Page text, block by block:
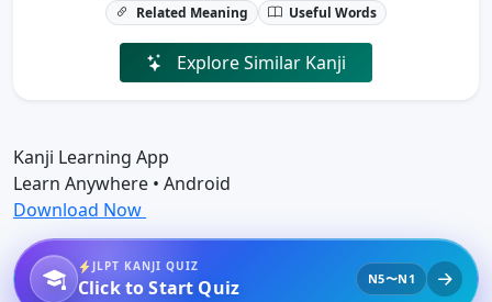
Related Meaning
Useful Words
Explore Similar Kanji
Kanji Learning App
Learn Anywhere • Android
Download Now
JLPT KANJI QUIZ
Click to Start Quiz N5〜N1